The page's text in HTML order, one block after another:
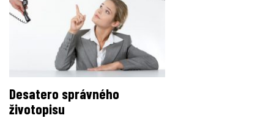
Desatero správného
životopisu